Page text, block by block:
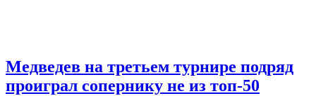
Медведев на третьем турнире подряд
проиграл сопернику не из топ-50